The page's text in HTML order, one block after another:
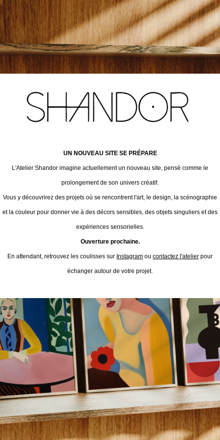
UN NOUVEAU SITE SE PRÉPARE
L'Atelier Shandor imagine actuellement un nouveau site, pensé comme le
prolongement de son univers créatif.
Vous y découvrirez des projets où se rencontrent l'art, le design, la scénographie
et la couleur pour donner vie à des décors sensibles, des objets singuliers et des
expériences sensorielles.
Ouverture prochaine.
En attendant, retrouvez les coulisses sur Instagram ou contactez l'atelier pour
échanger autour de votre projet.